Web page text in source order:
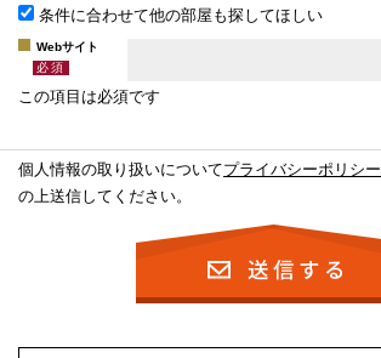
条件に合わせて他の部屋も探してほしい
Webサイト
この項目は必須です
個人情報の取り扱いについてプライバシーポリシー
の上送信してください。